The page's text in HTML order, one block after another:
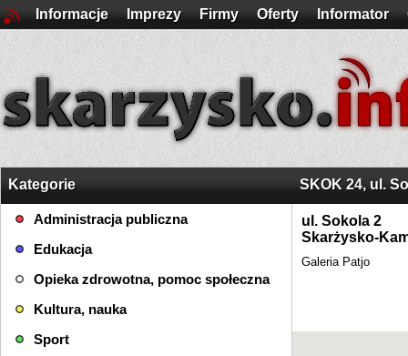
Informacje Imprezy Firmy Oferty Informator
Kategorie
Administracja publiczna
Edukacja
Opieka zdrowotna, pomoc społeczna
Kultura, nauka
Sport
SKOK 24, ul.
ul. Sokola 2
Skarżysko-
Galeria Patjo